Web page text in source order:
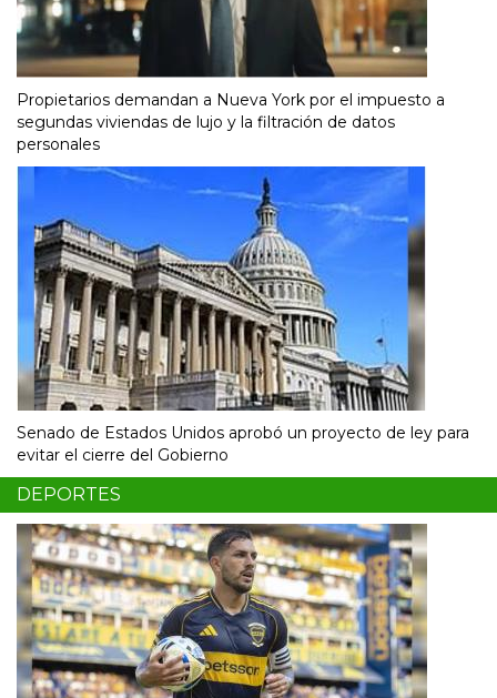
Propietarios demandan a Nueva York por el impuesto a
segundas viviendas de lujo y la filtración de datos
personales
Senado de Estados Unidos aprobó un proyecto de ley para
evitar el cierre del Gobierno
DEPORTES